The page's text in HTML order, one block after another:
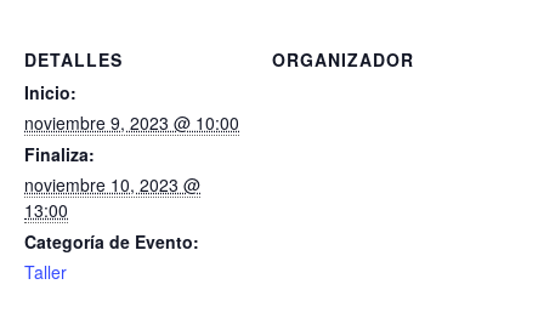
DETALLES
Inicio:
noviembre 9, 2023 @ 10:00
Finaliza:
noviembre 10, 2023 @
13:00
Categoría de Evento:
Taller
ORGANIZADOR